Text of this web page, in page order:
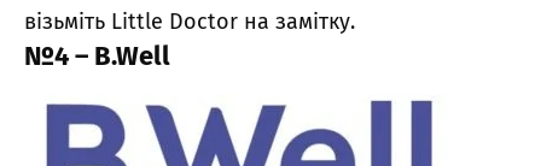
візьміть Little Doctor на замітку.
№4 – B.Well